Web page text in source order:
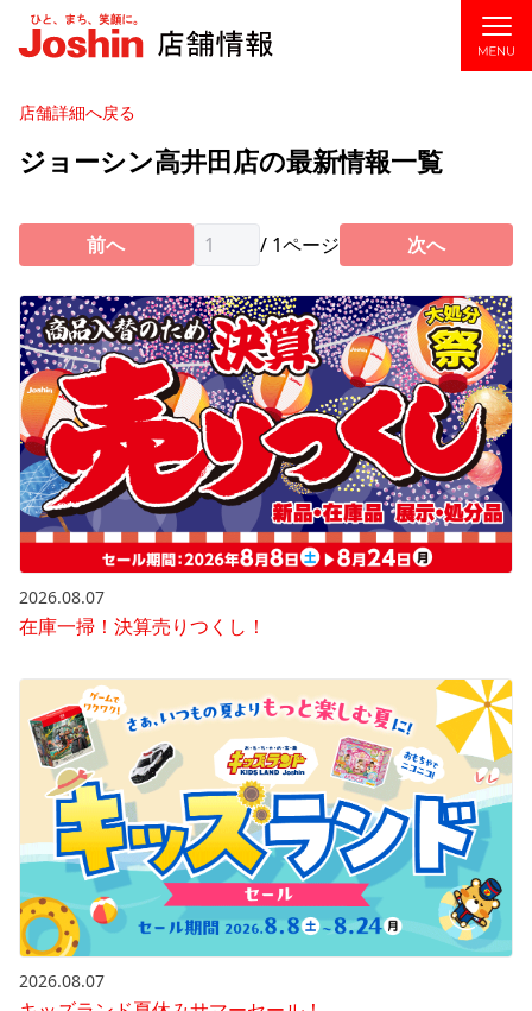
店舗・チラシ検索
ジョーシンアプリ
ジョーシンカード
企業情報 Joshin webショップ お問い合わせ
店舗詳細へ戻る
ジョーシン高井田店の最新情報一覧
前へ / 1ページ 次へ
2026.08.07
在庫一掃！決算売りつくし！
2026.08.07